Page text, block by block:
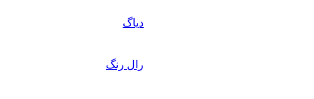
دیاگ
رال رنگ